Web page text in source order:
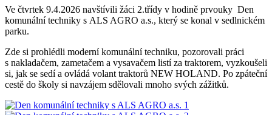
Ve čtvrtek 9.4.2026 navštívili žáci 2.třídy v hodině prvouky Den
komunální techniky s ALS AGRO a.s., který se konal v sedlnickém
parku.
Zde si prohlédli moderní komunální techniku, pozorovali práci
s nakladačem, zametačem a vysavačem listí za traktorem, vyzkoušeli
si, jak se sedí a ovládá volant traktorů NEW HOLAND. Po zpáteční
cestě do školy si navzájem sdělovali mnoho svých zážitků.